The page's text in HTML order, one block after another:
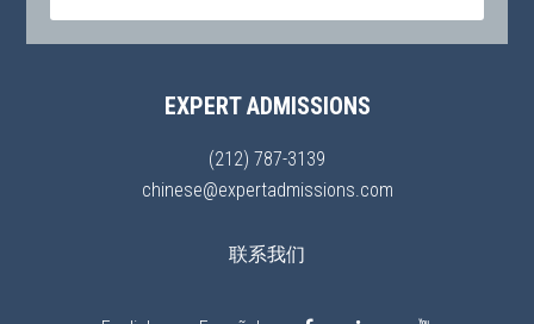
EXPERT ADMISSIONS
(212) 787-3139
chinese@expertadmissions.com
联系我们